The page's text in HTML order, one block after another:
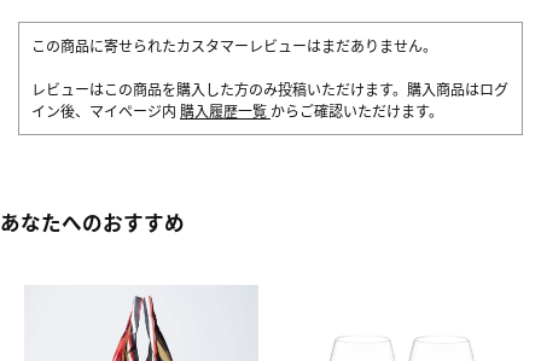
この商品に寄せられたカスタマーレビューはまだありません。
レビューはこの商品を購入した方のみ投稿いただけます。購入商品はログ
イン後、マイページ内 購入履歴一覧 からご確認いただけます。
あなたへのおすすめ